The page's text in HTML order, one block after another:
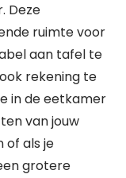
Deze
ruimte voor
aan tafel te
rekening te
in de eetkamer
van jouw
of als je
grotere